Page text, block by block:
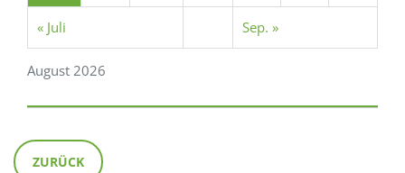
August 2026
« Juli Sep. »
ZURÜCK